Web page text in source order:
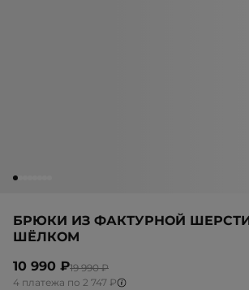
БРЮКИ ИЗ ФАКТУРНОЙ
ШЁЛКОМ
10 990 ₽19 990 ₽
4 платежа по 2 747 ₽